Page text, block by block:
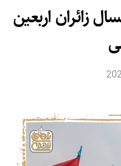
زائران اربعین